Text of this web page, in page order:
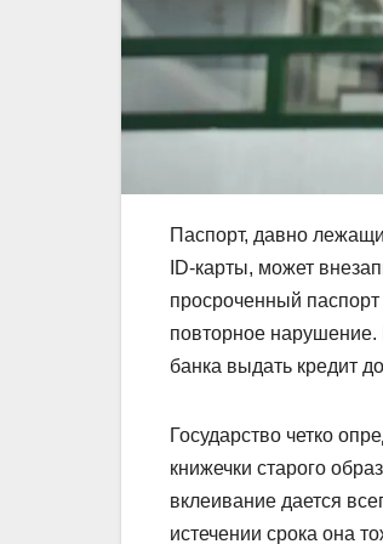
Паспорт, давно
ID-карты, может
просроченный
повторное нарушение.
банка выдать кредит
Государство четко
книжечки старого
вклеивание дается
истечении срока она